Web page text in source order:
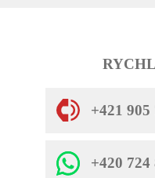
+421 905
+420 724